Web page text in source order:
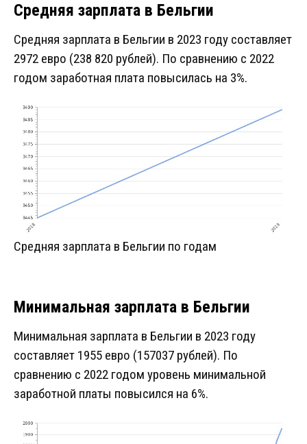
Средняя зарплата в Бельгии
Средняя зарплата в Бельгии в 2023 году составляет
2972 евро (238 820 рублей). По сравнению с 2022
годом заработная плата повысилась на 3%.
Средняя зарплата в Бельгии по годам
Минимальная зарплата в Бельгии
Минимальная зарплата в Бельгии в 2023 году
составляет 1955 евро (157037 рублей). По
сравнению с 2022 годом уровень минимальной
заработной платы повысился на 6%.